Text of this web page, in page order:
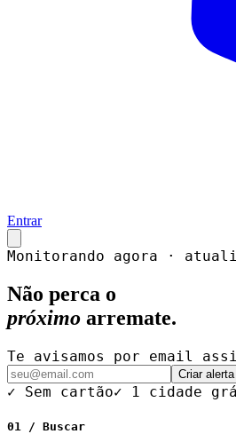
Entrar
Monitorando agora ·
Não perca o
próximo arremate.
Te avisamos por email
Criar
✓ Sem cartão✓ 1 cidade
01 / Buscar